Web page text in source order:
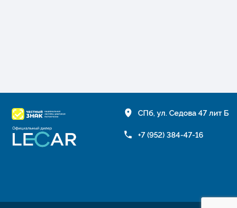
СПб, ул. Седова 47 лит Б
+7 (952) 384-47-16